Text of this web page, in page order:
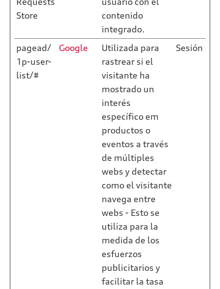
Store
contenido
integrado.
pagead/
1p-user-
list/#
Google
Utilizada para
rastrear si el
visitante ha
mostrado un
interés
específico em
productos o
eventos a través
de múltiples
webs y detectar
como el visitante
navega entre
webs - Esto se
utiliza para la
medida de los
esfuerzos
publicitarios y
facilitar la tasa
Sesión